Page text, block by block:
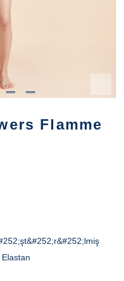
Flamme